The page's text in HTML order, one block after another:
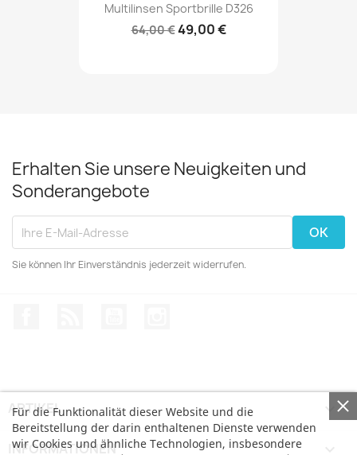
Multilinsen Sportbrille D326
64,00 €49,00 €
Erhalten Sie unsere Neuigkeiten und
Sonderangebote
Sie können Ihr Einverständnis jederzeit widerrufen.
Für die Funktionalität dieser Website und die
Bereitstellung der darin enthaltenen Dienste verwenden
wir Cookies und ähnliche Technologien, insbesondere
ARTIKEL 
INFORMATIONEN